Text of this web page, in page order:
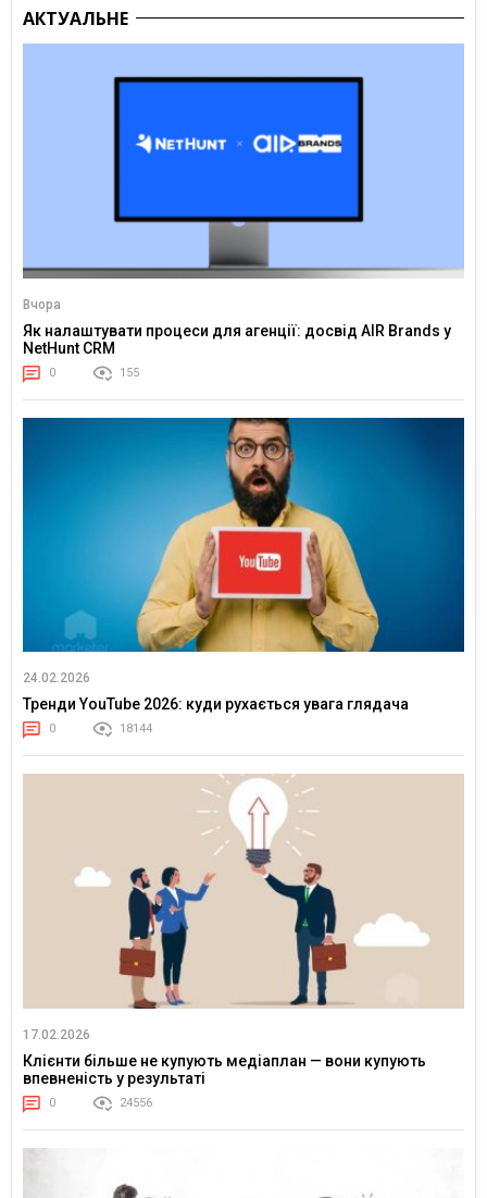
АКТУАЛЬНЕ
Вчора
Як налаштувати процеси для агенції: досвід AIR Brands у
NetHunt CRM
0 155
24.02.2026
Тренди YouTube 2026: куди рухається увага глядача
0 18144
17.02.2026
Клієнти більше не купують медіаплан — вони купують
впевненість у результаті
0 24556